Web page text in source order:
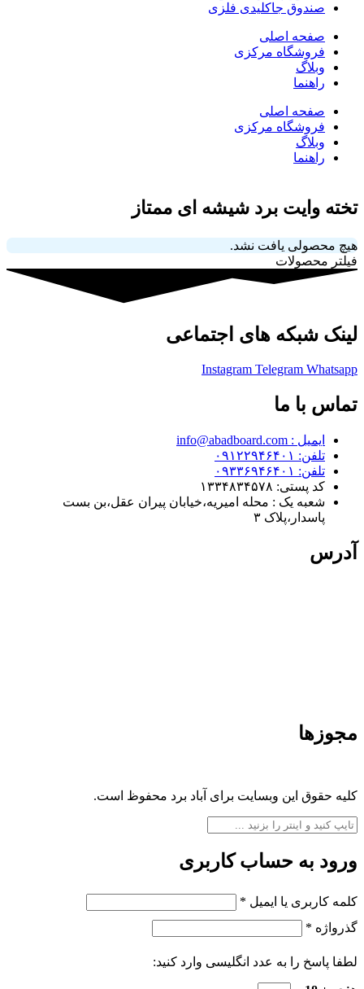
صندوق جاکلیدی فلزی
صفحه اصلی
فروشگاه مرکزی
وبلاگ
راهنما
صفحه اصلی
فروشگاه مرکزی
وبلاگ
راهنما
تخته وایت برد شیشه ای ممتاز
هیچ محصولی یافت نشد.
فیلتر محصولات
لینک شبکه های اجتماعی
Instagram Telegram Whatsapp
تماس با ما
ایمیل : info@abadboard.com
تلفن: ۰۹۱۲۲۹۴۶۴۰۱
تلفن: ۰۹۳۳۶۹۴۶۴۰۱
کد پستی: ۱۳۳۴۸۳۴۵۷۸
شعبه یک : محله امیریه،خیابان پیران عقل،بن بست
پاسدار،پلاک ۳
آدرس
مجوزها
کلیه حقوق این وبسایت برای آباد برد محفوظ است.
ورود به حساب کاربری
کلمه کاربری یا ایمیل *
گذرواژه *
لطفا پاسخ را به عدد انگلیسی وارد کنید: